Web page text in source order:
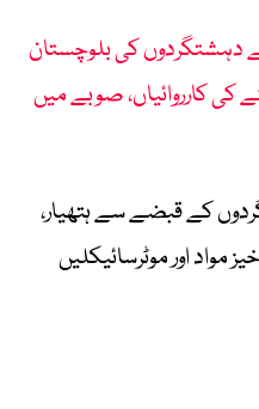
دہشتگردوں کی بلوچستان
کی کارروائیاں، صوبے میں
کے قبضے سے ہتھیار،
مواد اور موٹرسائیکلیں